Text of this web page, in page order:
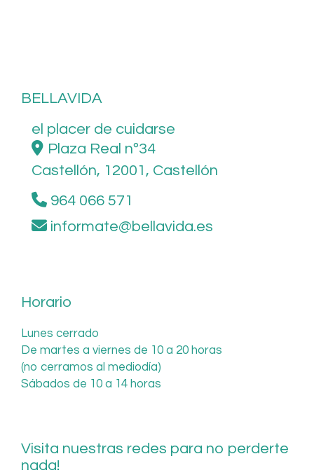
BELLAVIDA
el placer de cuidarse
Plaza Real nº34
Castellón, 12001, Castellón
964 066 571
informate
bellavida.es
Horario
Lunes cerrado
De martes a viernes de 10 a 20 horas
(no cerramos al mediodía)
Sábados de 10 a 14 horas
Visita nuestras redes para no perderte
nada!